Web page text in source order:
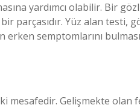
yardımcı olabilir. Bir
parçasıdır. Yüz alan testi,
semptomlarını
mesafedir. Gelişmekte olan